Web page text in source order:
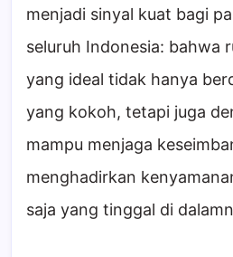
menjadi sinyal kuat bagi
seluruh Indonesia: bahwa
yang ideal tidak hanya
yang kokoh, tetapi juga
mampu menjaga
menghadirkan
saja yang tinggal di